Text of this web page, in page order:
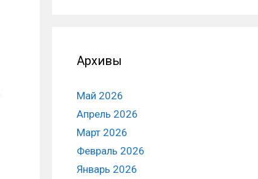
Архивы
Май 2026
Апрель 2026
Март 2026
Февраль 2026
Январь 2026